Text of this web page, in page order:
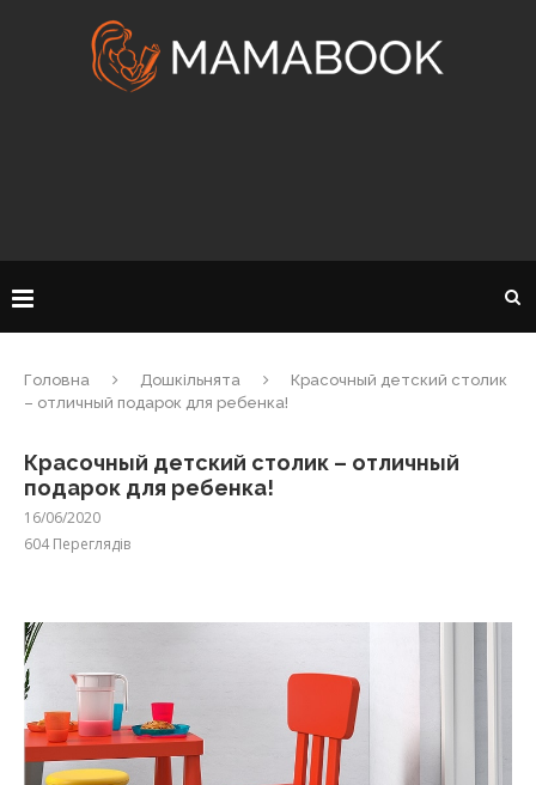
Головна Дошкільнята
Красочный детский столик
– отличный подарок для ребенка!
Красочный детский столик – отличный
подарок для ребенка!
16/06/2020
604Переглядів